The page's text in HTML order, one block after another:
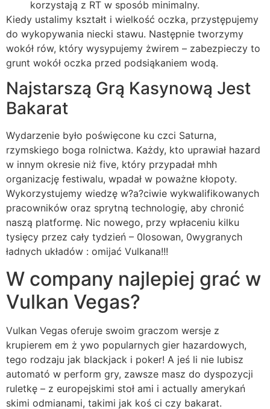
korzystają z RT w sposób minimalny.
Kiedy ustalimy kształt i wielkość oczka, przystępujemy
do wykopywania niecki stawu. Następnie tworzymy
wokół rów, który wysypujemy żwirem – zabezpieczy to
grunt wokół oczka przed podsiąkaniem wodą.
Najstarszą Grą Kasynową Jest
Bakarat
Wydarzenie było poświęcone ku czci Saturna,
rzymskiego boga rolnictwa. Każdy, kto uprawiał hazard
w innym okresie niż five, który przypadał mhh
organizację festiwalu, wpadał w poważne kłopoty.
Wykorzystujemy wiedzę w?a?ciwie wykwalifikowanych
pracowników oraz sprytną technologię, aby chronić
naszą platformę. Nic nowego, przy wpłaceniu kilku
tysięcy przez cały tydzień – 0losowan, 0wygranych
ładnych układów : omijać Vulkana!!!
W company najlepiej grać w
Vulkan Vegas?
Vulkan Vegas oferuje swoim graczom wersje z
krupierem em ż ywo popularnych gier hazardowych,
tego rodzaju jak blackjack i poker! A jeś li nie lubisz
automató w perform gry, zawsze masz do dyspozycji
ruletkę – z europejskimi stoł ami i actually amerykań
skimi odmianami, takimi jak koś ci czy bakarat.